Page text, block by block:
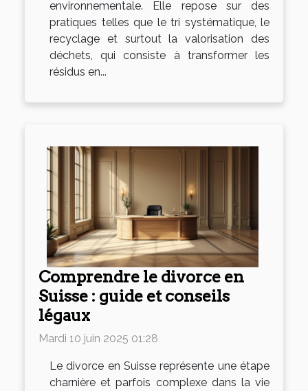
environnementale. Elle repose sur des
pratiques telles que le tri systématique, le
recyclage et surtout la valorisation des
déchets, qui consiste à transformer les
résidus en...
Comprendre le divorce en
Suisse : guide et conseils
légaux
Mardi 10 juin 2025 01:28
Le divorce en Suisse représente une étape
charnière et parfois complexe dans la vie